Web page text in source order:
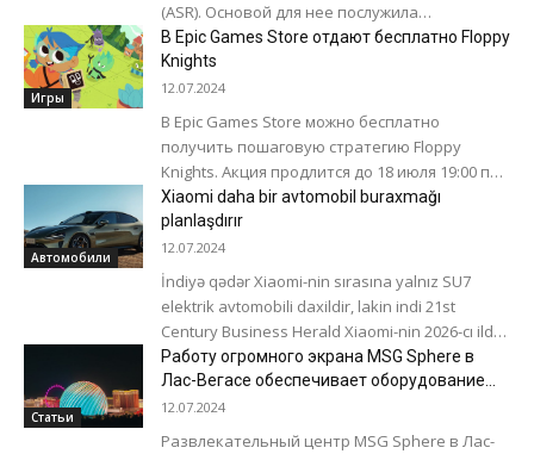
(ASR). Основой для нее послужила
аналогичная технология FidelityFX Super
Resolution 2 (FSR2) от компании AMD. Но...
Игры
В Epic Games Store отдают бесплатно Floppy
Knights
12.07.2024
В Epic Games Store можно бесплатно
получить пошаговую стратегию Floppy
Knights. Акция продлится до 18 июля 19:00 по
бакинскому времени. Игра вышла в 2022
году...
Автомобили
Xiaomi daha bir avtomobil buraxmağı
planlaşdırır
12.07.2024
İndiyə qədər Xiaomi-nin sırasına yalnız SU7
elektrik avtomobili daxildir, lakin indi 21st
Century Business Herald Xiaomi-nin 2026-cı ildə
daha bir yeni məhsul nümayiş etdirəcəyini...
Статьи
Работу огромного экрана MSG Sphere в
Лас-Вегасе обеспечивает оборудование
Nvidia
12.07.2024
Развлекательный центр MSG Sphere в Лас-